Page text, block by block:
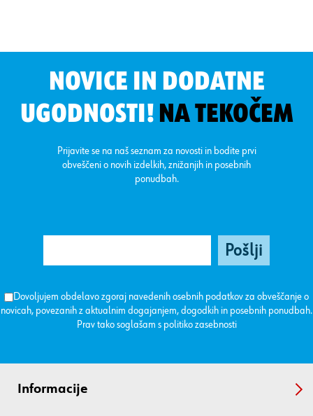
NOVICE IN DODATNE
UGODNOSTI! NA TEKOČEM
Prijavite se na naš seznam za novosti in bodite prvi
obveščeni o novih izdelkih, znižanjih in posebnih
ponudbah.
Dovoljujem obdelavo zgoraj navedenih osebnih podatkov za obveščanje o
novicah, povezanih z aktualnim dogajanjem, dogodkih in posebnih ponudbah.
Prav tako soglašam s politiko zasebnosti
Informacije